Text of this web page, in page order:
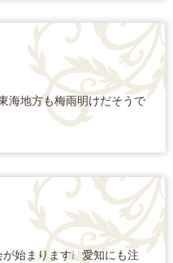
海地方も梅雨明けだそうで
始まります❕ 愛知にも注